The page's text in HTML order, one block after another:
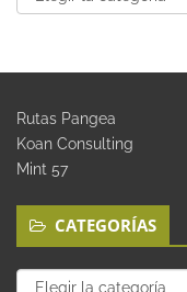
Rutas Pangea
Koan Consulting
Mint 57
CATEGORÍAS
Categorías